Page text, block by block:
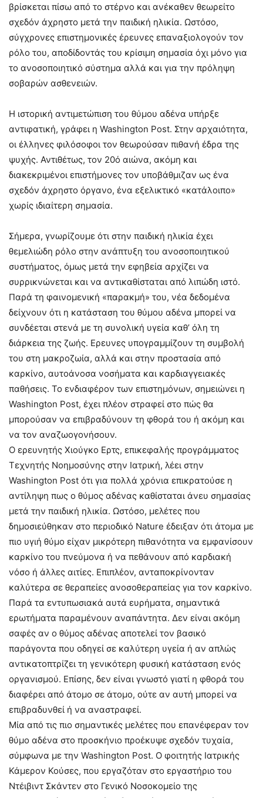
βρίσκεται πίσω από το στέρνο και ανέκαθεν θεωρείτο
σχεδόν άχρηστο μετά την παιδική ηλικία. Ωστόσο,
σύγχρονες επιστημονικές έρευνες επαναξιολογούν τον
ρόλο του, αποδίδοντάς του κρίσιμη σημασία όχι μόνο για
το ανοσοποιητικό σύστημα αλλά και για την πρόληψη
σοβαρών ασθενειών.
Η ιστορική αντιμετώπιση του θύμου αδένα υπήρξε
αντιφατική, γράφει η Washington Post. Στην αρχαιότητα,
οι έλληνες φιλόσοφοι τον θεωρούσαν πιθανή έδρα της
ψυχής. Αντιθέτως, τον 20ό αιώνα, ακόμη και
διακεκριμένοι επιστήμονες τον υποβάθμιζαν ως ένα
σχεδόν άχρηστο όργανο, ένα εξελικτικό «κατάλοιπο»
χωρίς ιδιαίτερη σημασία.
Σήμερα, γνωρίζουμε ότι στην παιδική ηλικία έχει
θεμελιώδη ρόλο στην ανάπτυξη του ανοσοποιητικού
συστήματος, όμως μετά την εφηβεία αρχίζει να
συρρικνώνεται και να αντικαθίσταται από λιπώδη ιστό.
Παρά τη φαινομενική «παρακμή» του, νέα δεδομένα
δείχνουν ότι η κατάσταση του θύμου αδένα μπορεί να
συνδέεται στενά με τη συνολική υγεία καθ’ όλη τη
διάρκεια της ζωής. Ερευνες υπογραμμίζουν τη συμβολή
του στη μακροζωία, αλλά και στην προστασία από
καρκίνο, αυτοάνοσα νοσήματα και καρδιαγγειακές
παθήσεις. Το ενδιαφέρον των επιστημόνων, σημειώνει η
Washington Post, έχει πλέον στραφεί στο πώς θα
μπορούσαν να επιβραδύνουν τη φθορά του ή ακόμη και
να τον αναζωογονήσουν.
Ο ερευνητής Χιούγκο Ερτς, επικεφαλής προγράμματος
Τεχνητής Νοημοσύνης στην Ιατρική, λέει στην
Washington Post ότι για πολλά χρόνια επικρατούσε η
αντίληψη πως ο θύμος αδένας καθίσταται άνευ σημασίας
μετά την παιδική ηλικία. Ωστόσο, μελέτες που
δημοσιεύθηκαν στο περιοδικό Nature έδειξαν ότι άτομα με
πιο υγιή θύμο είχαν μικρότερη πιθανότητα να εμφανίσουν
καρκίνο του πνεύμονα ή να πεθάνουν από καρδιακή
νόσο ή άλλες αιτίες. Επιπλέον, ανταποκρίνονταν
καλύτερα σε θεραπείες ανοσοθεραπείας για τον καρκίνο.
Παρά τα εντυπωσιακά αυτά ευρήματα, σημαντικά
ερωτήματα παραμένουν αναπάντητα. Δεν είναι ακόμη
σαφές αν ο θύμος αδένας αποτελεί τον βασικό
παράγοντα που οδηγεί σε καλύτερη υγεία ή αν απλώς
αντικατοπτρίζει τη γενικότερη φυσική κατάσταση ενός
οργανισμού. Επίσης, δεν είναι γνωστό γιατί η φθορά του
διαφέρει από άτομο σε άτομο, ούτε αν αυτή μπορεί να
επιβραδυνθεί ή να αναστραφεί.
Μία από τις πιο σημαντικές μελέτες που επανέφεραν τον
θύμο αδένα στο προσκήνιο προέκυψε σχεδόν τυχαία,
σύμφωνα με την Washington Post. Ο φοιτητής Ιατρικής
Κάμερον Κούσες, που εργαζόταν στο εργαστήριο του
Ντέιβιντ Σκάντεν στο Γενικό Νοσοκομείο της